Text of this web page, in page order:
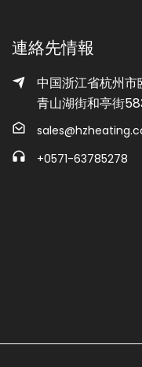
連絡先情報
中国浙江省杭州市
青山湖街和亭街
+0571-63785278